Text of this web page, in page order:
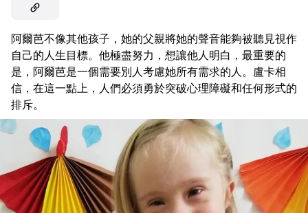
阿爾芭不像其他孩子，她的父親將她的聲音能夠被聽見視作
自己的人生目標。他極盡努力，想讓他人明白，最重要的
是，阿爾芭是一個需要別人考慮她所有需求的人。盧卡相
信，在這一點上，人們必須勇於突破心理障礙和任何形式的
排斥。